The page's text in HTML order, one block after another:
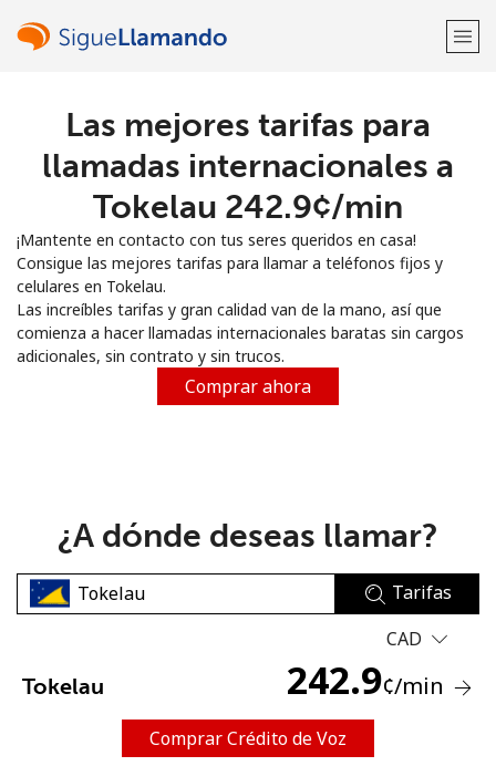
¡Bienvenido!
Regístrate con
o
No se ha creado una contraseña
Una letra mayúscula y una minúscula
Un número
Las mejores tarifas para
llamadas internacionales a
Tokelau ⁦242.9¢⁩/min
¡Mantente en contacto con tus seres queridos en casa!
Consigue las mejores tarifas para llamar a teléfonos fijos y
celulares en Tokelau.
Las increíbles tarifas y gran calidad van de la mano, así que
comienza a hacer llamadas internacionales baratas sin cargos
adicionales, sin contrato y sin trucos.
Comprar ahora
¿A dónde deseas llamar?
Tarifas
CAD
Tokelau 242.9¢/min
Comprar Crédito de Voz